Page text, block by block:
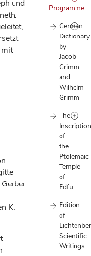
Programme
German
Dictionary
by
Jacob
Grimm
and
Wilhelm
Grimm
The
of
the
Ptolemaic
Temple
of
Edfu
Edition
of
Scientific
Writings
und
mit
K.